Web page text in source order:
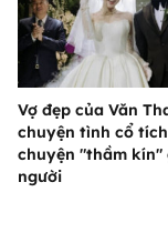
Vợ đẹp của Văn
chuyện tình cổ
chuyện "thầm kín"
người